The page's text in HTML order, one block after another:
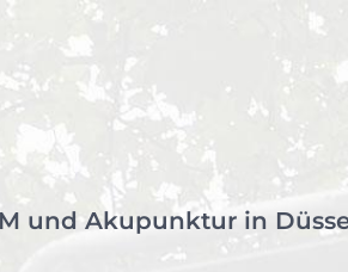
und Akupunktur in